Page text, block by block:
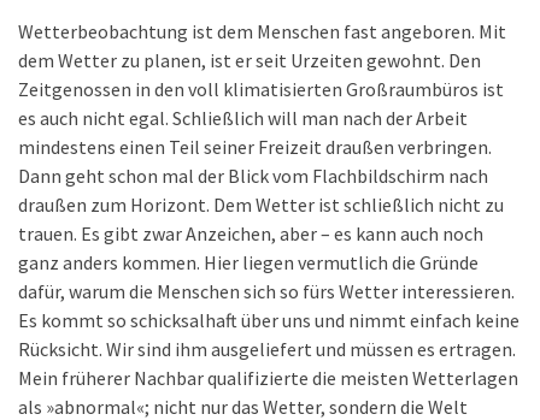
Wetterbeobachtung ist dem Menschen fast angeboren. Mit
dem Wetter zu planen, ist er seit Urzeiten gewohnt. Den
Zeitgenossen in den voll klimatisierten Großraumbüros ist
es auch nicht egal. Schließlich will man nach der Arbeit
mindestens einen Teil seiner Freizeit draußen verbringen.
Dann geht schon mal der Blick vom Flachbildschirm nach
draußen zum Horizont. Dem Wetter ist schließlich nicht zu
trauen. Es gibt zwar Anzeichen, aber – es kann auch noch
ganz anders kommen. Hier liegen vermutlich die Gründe
dafür, warum die Menschen sich so fürs Wetter interessieren.
Es kommt so schicksalhaft über uns und nimmt einfach keine
Rücksicht. Wir sind ihm ausgeliefert und müssen es ertragen.
Mein früherer Nachbar qualifizierte die meisten Wetterlagen
als »abnormal«; nicht nur das Wetter, sondern die Welt